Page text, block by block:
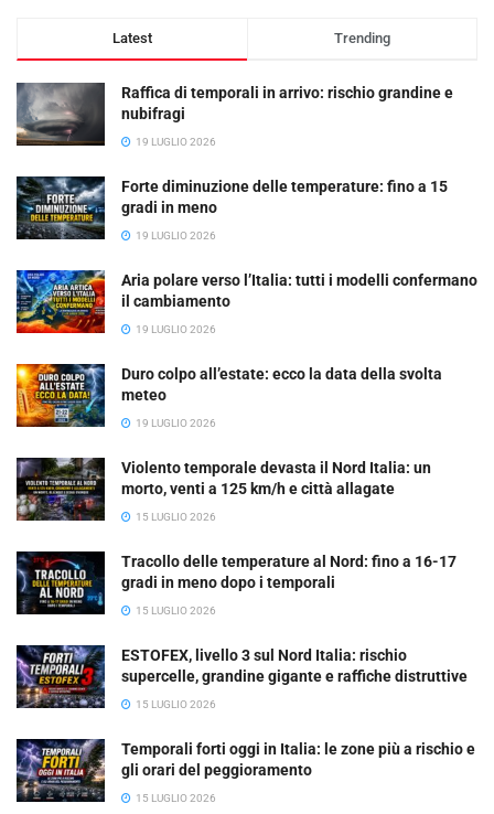
Latest Trending
Raffica di temporali in arrivo: rischio grandine e
nubifragi
19 LUGLIO 2026
Forte diminuzione delle temperature: fino a 15
gradi in meno
19 LUGLIO 2026
Aria polare verso l’Italia: tutti i modelli confermano
il cambiamento
19 LUGLIO 2026
Duro colpo all’estate: ecco la data della svolta
meteo
19 LUGLIO 2026
Violento temporale devasta il Nord Italia: un
morto, venti a 125 km/h e città allagate
15 LUGLIO 2026
Tracollo delle temperature al Nord: fino a 16-17
gradi in meno dopo i temporali
15 LUGLIO 2026
ESTOFEX, livello 3 sul Nord Italia: rischio
supercelle, grandine gigante e raffiche distruttive
15 LUGLIO 2026
Temporali forti oggi in Italia: le zone più a rischio e
gli orari del peggioramento
15 LUGLIO 2026